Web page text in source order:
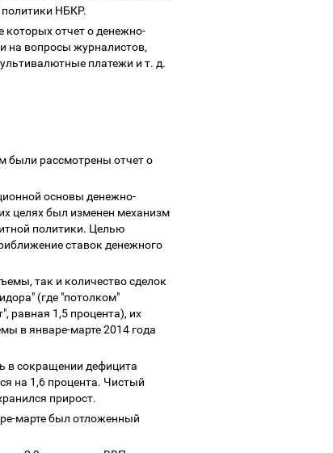
НБКР.
которых отчет о денежно-
на вопросы журналистов,
платежи и т. д.
были рассмотрены отчет о
основы денежно-
целях был изменен механизм
политики. Целью
ставок денежного
так и количество сделок
(где "потолком"
равная 1,5 процента), их
в январе-марте 2014 года
в сокращении дефицита
на 1,6 процента. Чистый
прирост.
марте был отложенный